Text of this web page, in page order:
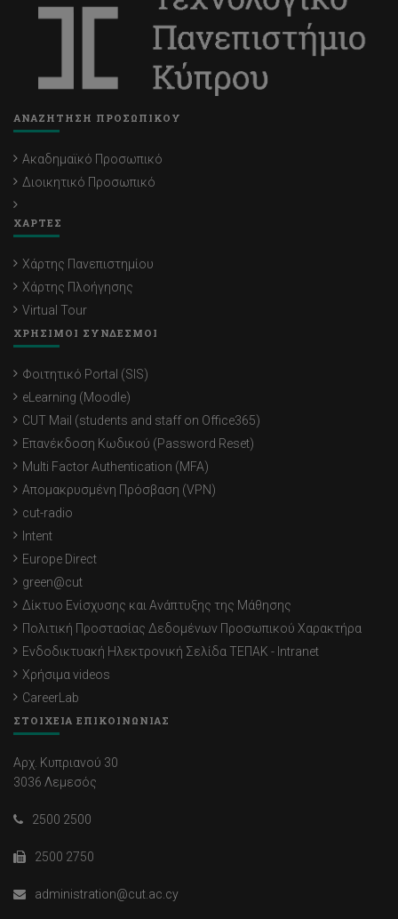
ΑΝΑΖΗΤΗΣΗ ΠΡΟΣΩΠΙΚΟΥ
Ακαδημαϊκό Προσωπικό
Διοικητικό Προσωπικό
ΧΑΡΤΕΣ
Χάρτης Πανεπιστημίου
Χάρτης Πλοήγησης
Virtual Tour
ΧΡΗΣΙΜΟΙ ΣΥΝΔΕΣΜΟΙ
Φοιτητικό Portal (SIS)
eLearning (Moodle)
CUT Mail (students and staff on Office365)
Επανέκδοση Κωδικού (Password Reset)
Multi Factor Authentication (MFA)
Απομακρυσμένη Πρόσβαση (VPN)
cut-radio
Intent
Europe Direct
green@cut
Δίκτυο Ενίσχυσης και Ανάπτυξης της Μάθησης
Πολιτική Προστασίας Δεδομένων Προσωπικού Χαρακτήρα
Ενδοδικτυακή Ηλεκτρονική Σελίδα ΤΕΠΑΚ - Intranet
Χρήσιμα videos
CareerLab
ΣΤΟΙΧΕΙΑ ΕΠΙΚΟΙΝΩΝΙΑΣ
Αρχ. Κυπριανού 30
3036 Λεμεσός
2500 2500
2500 2750
administration@cut.ac.cy